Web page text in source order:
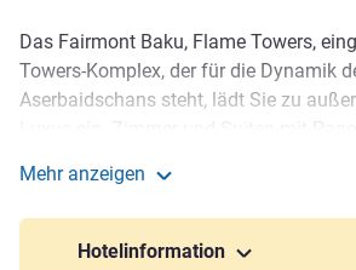
Beschreibung
Das Fairmont Baku, Flame Towers,
Towers-Komplex, der für die Dynamik
Aserbaidschans steht, lädt Sie zu
Design mit zentralasiatischen
türkisfarbenen Dachpool und im Spa
Hamam die Seele baumeln und holen
Mehr anzeigen
Hotelinformation